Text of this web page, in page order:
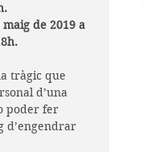
maig de 2019 a
tràgic que
d’una
poder fer
d’engendrar